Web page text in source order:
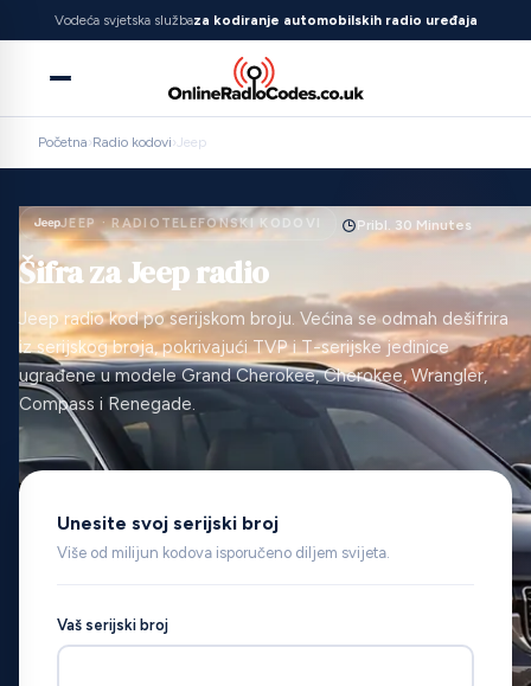
Vodeća svjetska službaza kodiranje automobilskih radio uređaja
Početna›Radio kodovi›Jeep
JEEP · RADIOTELEFONSKI KODOVI Pribl. 30 Minutes
Šifra za Jeep radio
Jeep radio kod po serijskom broju. Većina se odmah dešifrira
iz serijskog broja, pokrivajući TVP i T-serijske jedinice
ugrađene u modele Grand Cherokee, Cherokee, Wrangler,
Compass i Renegade.
Unesite svoj serijski broj
Više od milijun kodova isporučeno diljem svijeta.
Vaš serijski broj